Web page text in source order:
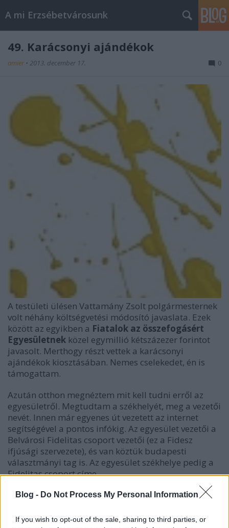
Blog - Do Not Process My Personal Information
If you wish to opt-out of the sale, sharing to third parties, or
A mi Erzsébetvárosunk
49. Karácsonyi ajándékok
amier • 2013. december 17. 0
A testületi ülésen Vattamány Zsolt polgármesternek
volt néhány költségvetési módosító javaslata. Ezek
között az egyikben a Fiatalok az összefogásért
Egyesületnek közel egymillió kétszázezer forintot
javasolt. Merthogy részt vettek a karácsonyi
ajándékok kiosztásában. Nemes cselekedet, én is
támogattam.
Azután otthon megnéztem mit kell tudni erről az
egyesületről. Megtudtam a székhelyét, meg a vezetői
nevét. Innen már egyenes út vezetett az internet
segítségével a pontos infókig. Az egyesület vezetői a
Belvárosi Fidelitas csoport vezetői (ez a Fidesz
ifjúsági szervezete), és van köztük budapesti
választmányi tag is. Az egyesület székhelye pedig a
Fidelitas csoport címe.